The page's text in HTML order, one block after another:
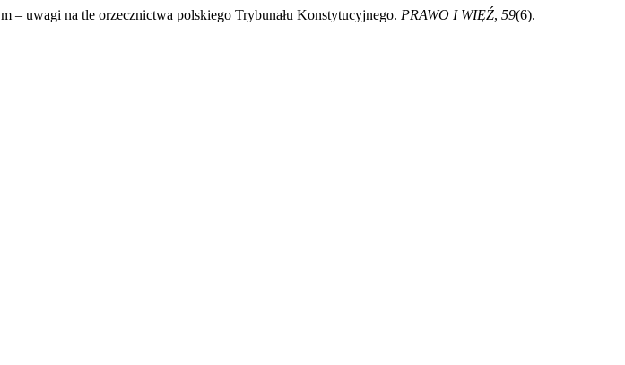
uwagi na tle orzecznictwa polskiego Trybunału Konstytucyjnego. PRAWO I WIĘŹ, 59(6).